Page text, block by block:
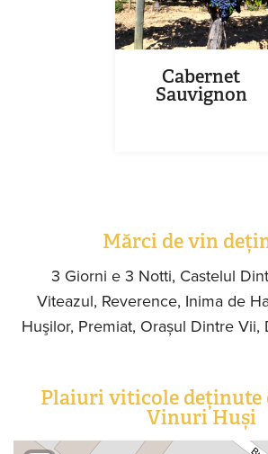
Cabernet
Sauvignon
Mărci de vin
3 Giorni e 3 Notti, Castelul
Viteazul, Reverence, Inima de
Huşilor, Premiat, Orașul Dintre Vii,
Plaiuri viticole deținute
Vinuri Huși